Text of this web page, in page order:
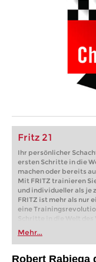
Fritz 21
Ihr persönlicher
ersten Schritte in die
machen oder bereits
Mit FRITZ trainieren
und individueller als je
FRITZ ist mehr als nur
eine
Schritte in die Welt des
oder bereits auf
FRITZ trainieren Sie
individueller als je
Mehr...
Robert Rabiega